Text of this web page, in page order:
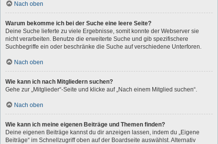
Nach oben
Warum bekomme ich bei der Suche eine leere Seite?
Deine Suche lieferte zu viele Ergebnisse, somit konnte der Webserver sie
nicht verarbeiten. Benutze die erweiterte Suche und gib spezifischere
Suchbegriffe ein oder beschränke die Suche auf verschiedene Unterforen.
Nach oben
Wie kann ich nach Mitgliedern suchen?
Gehe zur „Mitglieder“-Seite und klicke auf „Nach einem Mitglied suchen“.
Nach oben
Wie kann ich meine eigenen Beiträge und Themen finden?
Deine eigenen Beiträge kannst du dir anzeigen lassen, indem du „Eigene
Beiträge“ im Schnellzugriff oben auf der Boardseite auswählst. Alternativ